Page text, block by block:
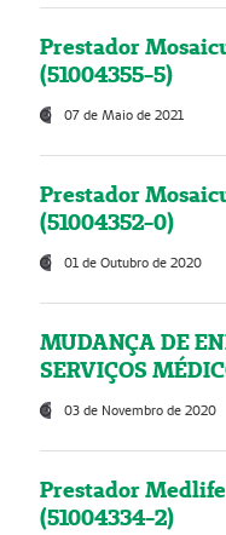
Prestador
(51004355-5)
07 de Maio de 2021
Prestador
(51004352-0)
01 de Outubro de 2020
MUDANÇA DE
SERVIÇOS
03 de Novembro de 2020
Prestador
(51004334-2)